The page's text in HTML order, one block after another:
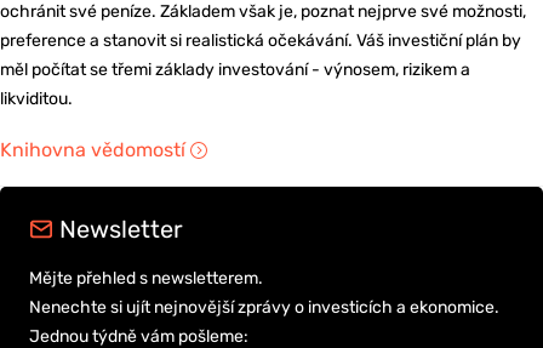
ochránit své peníze. Základem však je, poznat nejprve své možnosti,
preference a stanovit si realistická očekávání. Váš investiční plán by
měl počítat se třemi základy investování - výnosem, rizikem a
likviditou.
Knihovna vědomostí
Newsletter
Mějte přehled s newsletterem.
Nenechte si ujít nejnovější zprávy o investicích a ekonomice.
Jednou týdně vám pošleme: